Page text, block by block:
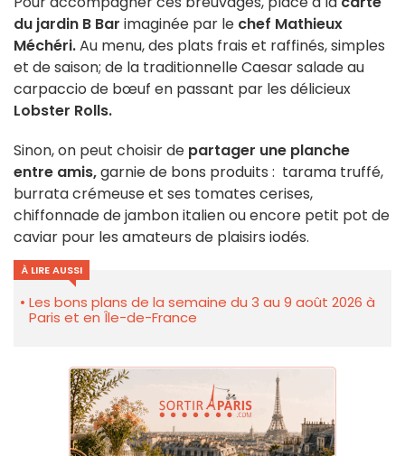
du jardin B Bar imaginée par le chef Mathieux
Méchéri.Au menu, des plats frais et raffinés, simples
et de saison; de la traditionnelle Caesar salade au
carpaccio de bœuf en passant par les délicieux
Lobster Rolls.
Sinon, on peut choisir de partager une planche
entre amis,garnie de bons produits : tarama truffé,
burrata crémeuse et ses tomates cerises,
chiffonnade de jambon italien ou encore petit pot de
caviar pour les amateurs de plaisirs iodés.
À LIRE AUSSI
Les bons plans de la semaine du 3 au 9 août 2026 à
Paris et en Île-de-France